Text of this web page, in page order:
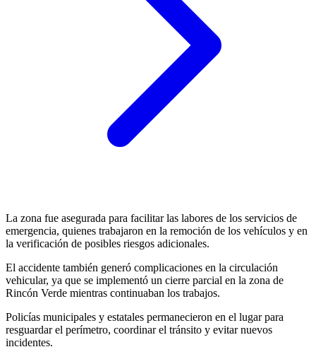
La zona fue asegurada para facilitar las labores de los servicios de
emergencia, quienes trabajaron en la remoción de los vehículos y en
la verificación de posibles riesgos adicionales.
El accidente también generó complicaciones en la circulación
vehicular, ya que se implementó un cierre parcial en la zona de
Rincón Verde mientras continuaban los trabajos.
Policías municipales y estatales permanecieron en el lugar para
resguardar el perímetro, coordinar el tránsito y evitar nuevos
incidentes.